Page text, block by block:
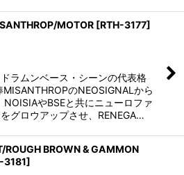
MOTOR [RTH-3177]
ラムンベース・シーンの代表格
MISANTHROPのNEOSIGNALから
やBSEと共にニューロファ
グロウアップさせ、RENEGA…
ROUGH BROWN & GAMMON
3181]